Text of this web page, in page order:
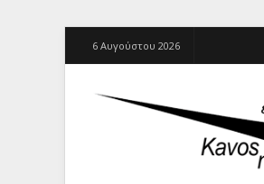
6 Αυγούστου 2026